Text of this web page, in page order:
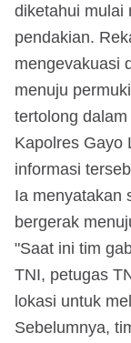
diketahui mulai
pendakian.
mengevakuasi
menuju
tertolong
Kapolres Gayo
informasi
Ia menyatakan
bergerak
"Saat ini tim
TNI, petugas
lokasi untuk
Sebelumnya,